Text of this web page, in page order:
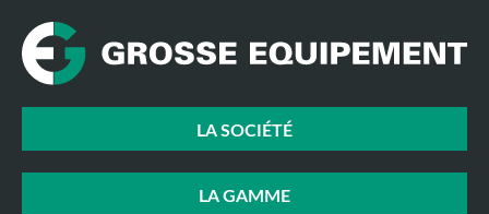
LA SOCIÉTÉ
LA GAMME